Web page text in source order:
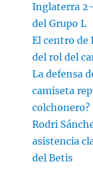
Inglaterra
del Grupo L
El centro de
del rol del
La defensa
camiseta
colchonero?
Rodri
asistencia
del Betis